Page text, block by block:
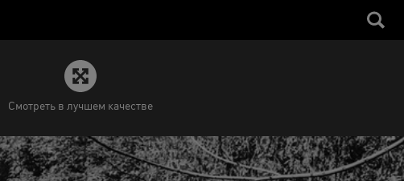
Смотреть в лучшем качестве